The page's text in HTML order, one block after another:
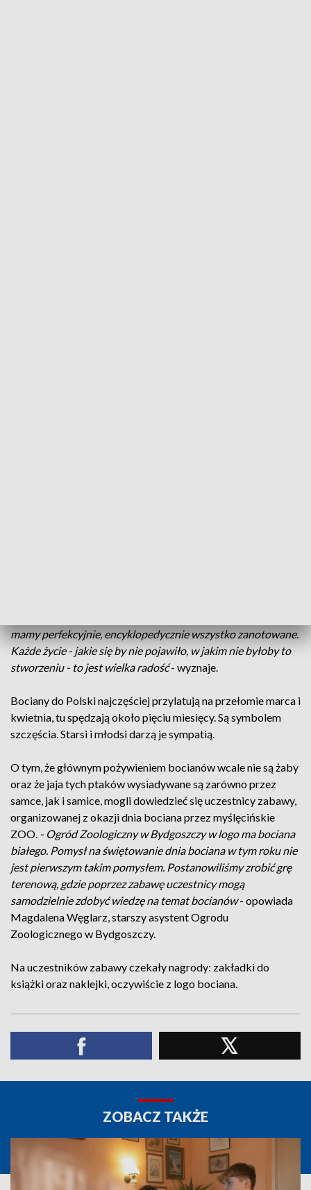
mamy perfekcyjnie, encyklopedycznie wszystko zanotowane.
Każde życie - jakie się by nie pojawiło, w jakim nie byłoby to
stworzeniu - to jest wielka radość- wyznaje.
Bociany do Polski najczęściej przylatują na przełomie marca i
kwietnia, tu spędzają około pięciu miesięcy. Są symbolem
szczęścia. Starsi i młodsi darzą je sympatią.
O tym, że głównym pożywieniem bocianów wcale nie są żaby
oraz że jaja tych ptaków wysiadywane są zarówno przez
samce, jak i samice, mogli dowiedzieć się uczestnicy zabawy,
organizowanej z okazji dnia bociana przez myślęcińskie
ZOO. - Ogród Zoologiczny w Bydgoszczy w logo ma bociana
białego. Pomysł na świętowanie dnia bociana w tym roku nie
jest pierwszym takim pomysłem. Postanowiliśmy zrobić grę
terenową, gdzie poprzez zabawę uczestnicy mogą
samodzielnie zdobyć wiedzę na temat bocianów- opowiada
Magdalena Węglarz, starszy asystent Ogrodu
Zoologicznego w Bydgoszczy.
Na uczestników zabawy czekały nagrody: zakładki do
książki oraz naklejki, oczywiście z logo bociana.
ZOBACZ TAKŻE